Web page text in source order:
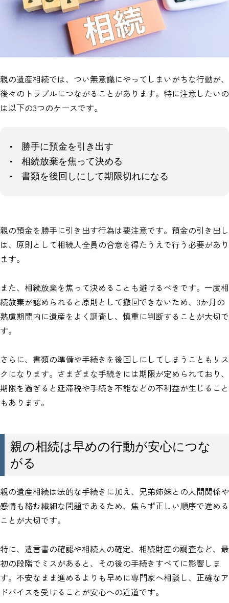
親の遺産相続では、つい無意識にやってしまいがちな行動が、
後々のトラブルにつながることがあります。特に注意したいの
は以下の3つのケースです。
勝手に預金を引き出す
相続放棄を焦って決める
書類を後回しにして期限切れになる
親の預金を勝手に引き出す行為は要注意です。預金の引き出し
は、原則として相続人全員の合意を得たうえで行う必要があり
ます。
また、相続放棄を焦って決めることも避けるべきです。一度相
続放棄が認められると原則として撤回できないため、3か月の
熟慮期間内に遺産をよく調査し、慎重に判断することが大切で
す。
さらに、書類の準備や手続きを後回しにしてしまうこともリス
クになります。さまざまな手続きには期限が定められており、
期限を過ぎると延滞税や手続き不能などの不利益が生じること
もあります。
親の相続は早めの行動が安心につな
がる
親の遺産相続は法的な手続きに加え、兄弟姉妹との人間関係や
感情も絡む繊細な問題であるため、焦らず正しい順序で進める
ことが大切です。
特に、遺言書の確認や相続人の確定、相続財産の調査など、最
初の段階でミスがあると、その後の手続きすべてに影響しま
す。不安なまま進めるよりも早めに専門家へ相談し、正確なア
ドバイスを受けることが安心への近道です。